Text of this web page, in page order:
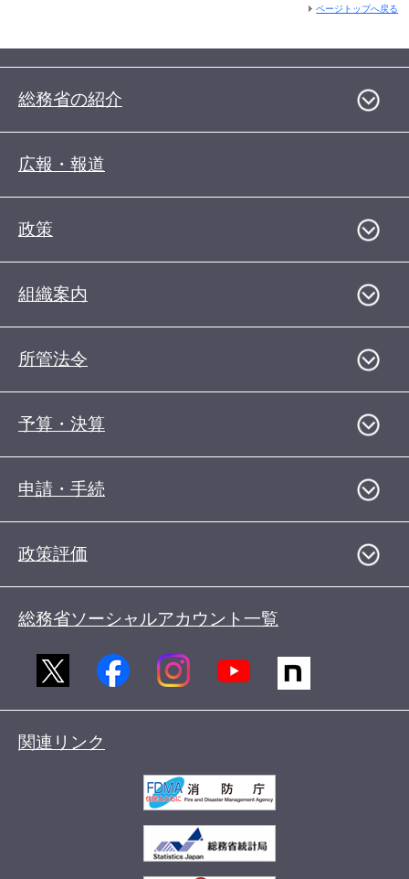
ページトップへ戻る
総務省の紹介
広報・報道
政策
組織案内
所管法令
予算・決算
申請・手続
政策評価
総務省ソーシャルアカウント一覧
関連リンク